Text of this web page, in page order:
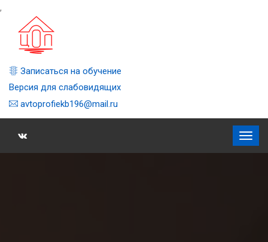
,
Записаться на обучение
Версия для слабовидящих
avtoprofiekb196@mail.ru